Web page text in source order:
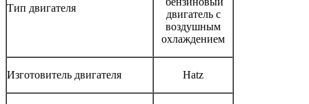
Тип двигателя
двигатель с
воздушным
охлаждением
Изготовитель двигателя Hatz